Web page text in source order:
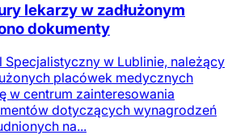
lekarzy w zadłużonym
dokumenty
w Lublinie, należący
placówek medycznych
w centrum zainteresowania
dotyczących wynagrodzeń
na...